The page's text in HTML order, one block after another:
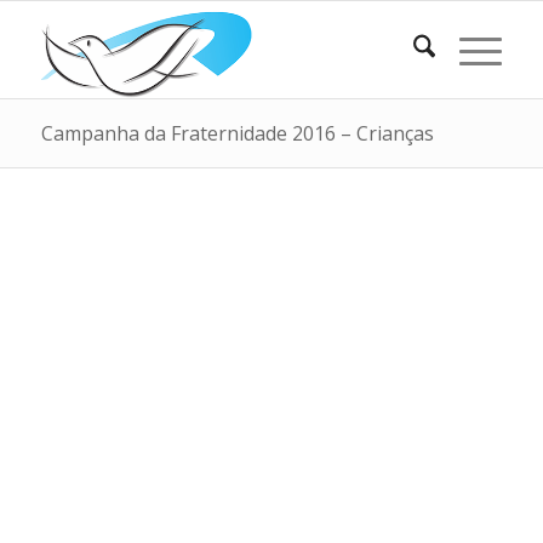
Campanha da Fraternidade 2016 – Crianças